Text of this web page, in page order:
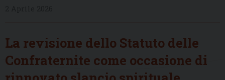
La revisione dello Statuto delle
Confraternite come occasione di